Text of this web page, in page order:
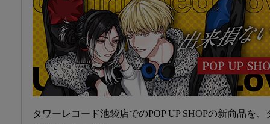
タワーレコード池袋店でのPOP UP SHOPの新商品を